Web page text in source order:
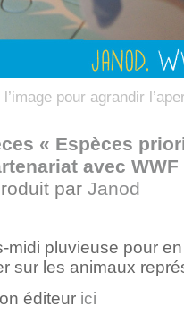
pour agrandir
« Espèces
avec WWF
par Janod
midi pluvieuse pour
sur les animaux
éditeur ici